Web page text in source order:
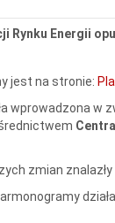
Rynku Energii
jest na stronie:
wprowadzona w
zmian znalazły